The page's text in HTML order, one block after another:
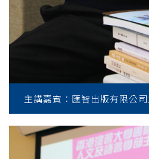
主講嘉賓：匯智出版有限公